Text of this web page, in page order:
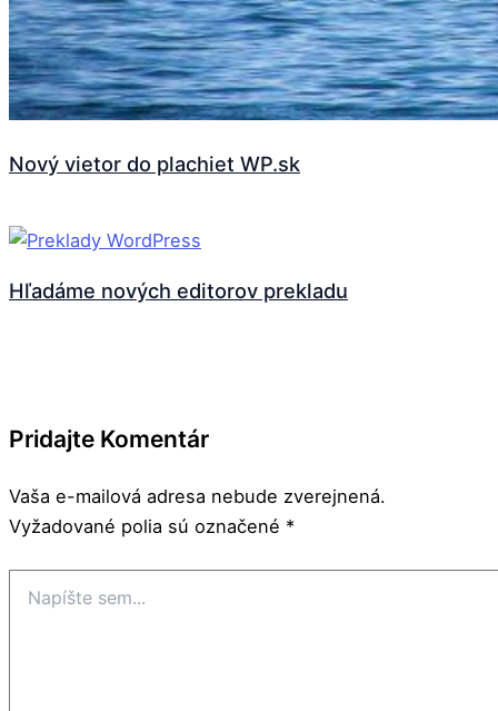
Nový vietor do plachiet WP.sk
Hľadáme nových editorov prekladu
Pridajte Komentár
Vaša e-mailová adresa nebude zverejnená.
Vyžadované polia sú označené *
sem...